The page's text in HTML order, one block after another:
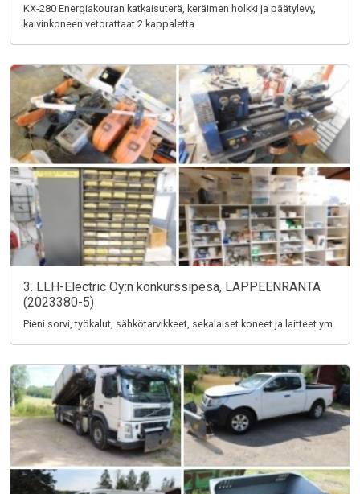
KX-280 Energiakouran katkaisuterä, keräimen holkki ja päätylevy,
kaivinkoneen vetorattaat 2 kappaletta
3. LLH-Electric Oy:n konkurssipesä, LAPPEENRANTA
(2023380-5)
Pieni sorvi, työkalut, sähkötarvikkeet, sekalaiset koneet ja laitteet ym.